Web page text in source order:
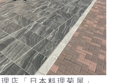
店「日本料理菊屋」。